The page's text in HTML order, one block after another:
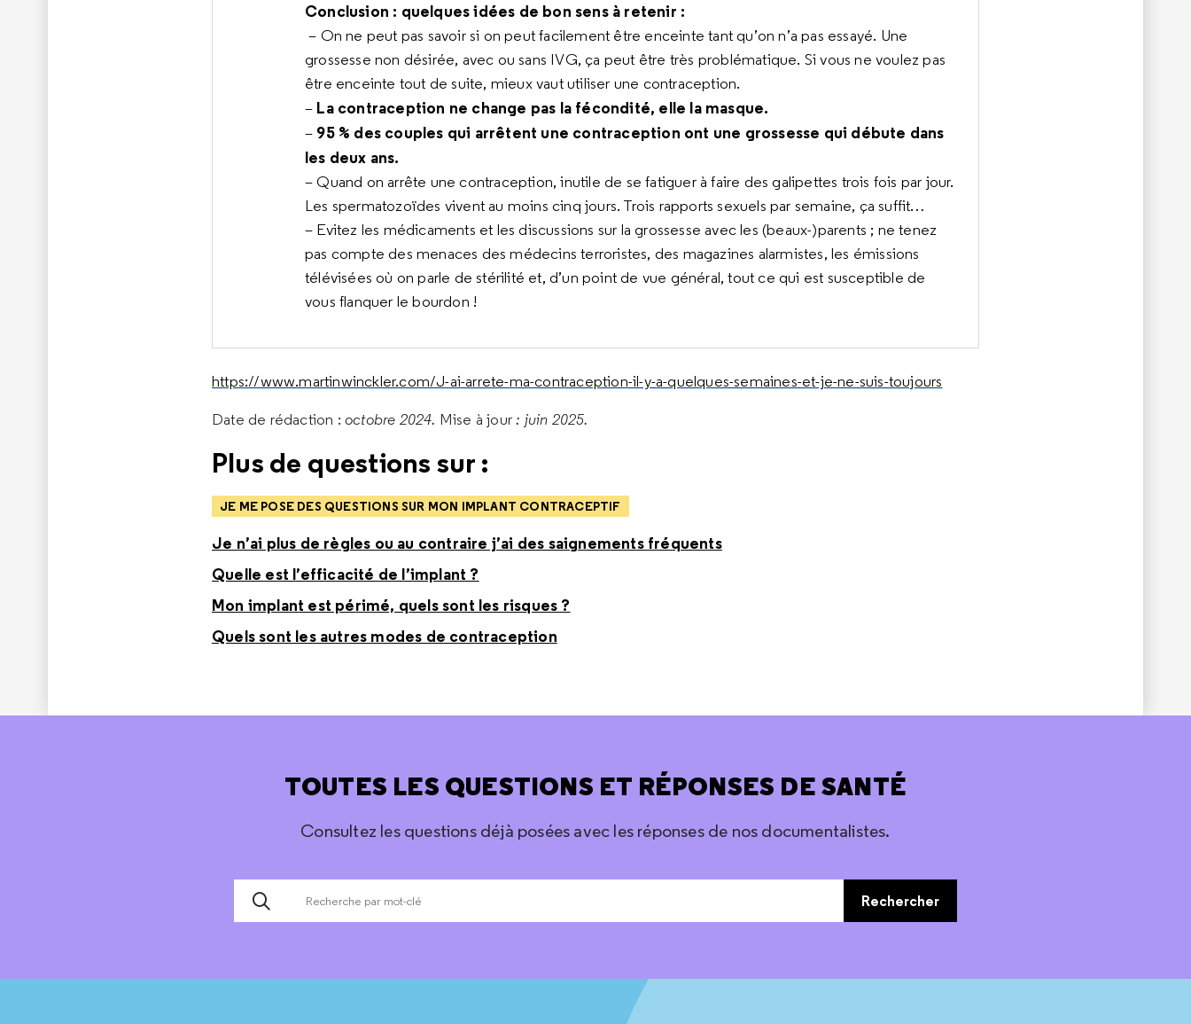
Conclusion : quelques idées de bon sens à retenir :
– On ne peut pas savoir si on peut facilement être enceinte tant qu’on n’a pas essayé. Une
grossesse non désirée, avec ou sans IVG, ça peut être très problématique. Si vous ne voulez pas
être enceinte tout de suite, mieux vaut utiliser une contraception.
– La contraception ne change pas la fécondité, elle la masque.
– 95 % des couples qui arrêtent une contraception ont une grossesse qui débute dans
les deux ans.
– Quand on arrête une contraception, inutile de se fatiguer à faire des galipettes trois fois par jour.
Les spermatozoïdes vivent au moins cinq jours. Trois rapports sexuels par semaine, ça suffit…
– Evitez les médicaments et les discussions sur la grossesse avec les (beaux-)parents ; ne tenez
pas compte des menaces des médecins terroristes, des magazines alarmistes, les émissions
télévisées où on parle de stérilité et, d’un point de vue général, tout ce qui est susceptible de
vous flanquer le bourdon !
https://www.martinwinckler.com/J-ai-arrete-ma-contraception-il-y-a-quelques-semaines-et-je-ne-suis-toujours
Date de rédaction : octobre 2024. Mise à jour: juin 2025.
Plus de questions sur :
JE ME POSE DES QUESTIONS SUR MON IMPLANT CONTRACEPTIF
Je n’ai plus de règles ou au contraire j’ai des saignements fréquents
Quelle est l’efficacité de l’implant ?
Mon implant est périmé, quels sont les risques ?
Quels sont les autres modes de contraception
TOUTES LES QUESTIONS ET RÉPONSES DE SANTÉ
Consultez les questions déjà posées avec les réponses de nos documentalistes.
Rechercher